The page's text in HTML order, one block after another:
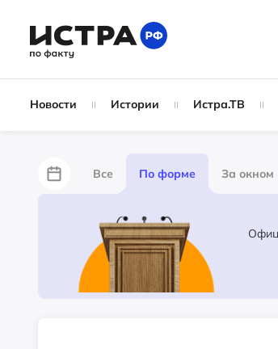
Новости Истории Истра.ТВ
Все По форме За окном
Лайфхаки За забором
Партнёрский материал